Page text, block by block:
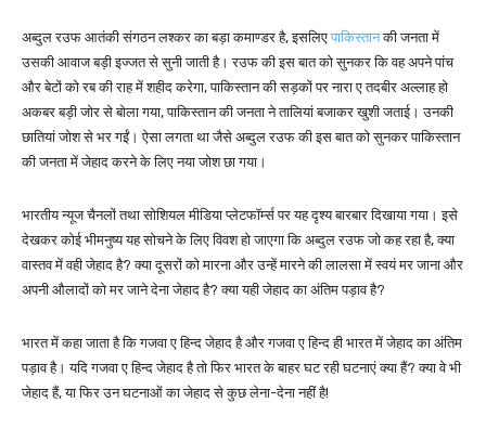
अब्दुल रउफ आतंकी संगठन लश्कर का बड़ा कमाण्डर है, इसलिए पाकिस्तानकी जनता में
उसकी आवाज बड़ी इज्जत से सुनी जाती है। रउफ की इस बात को सुनकर कि वह अपने पांच
और बेटों को रब की राह में शहीद करेगा, पाकिस्तान की सड़कों पर नारा ए तदबीर अल्लाह हो
अकबर बड़ी जोर से बोला गया, पाकिस्तान की जनता ने तालियां बजाकर खुशी जताई। उनकी
छातियां जोश से भर गईं। ऐसा लगता था जैसे अब्दुल रउफ की इस बात को सुनकर पाकिस्तान
की जनता में जेहाद करने के लिए नया जोश छा गया।
भारतीय न्यूज चैनलों तथा सोशियल मीडिया प्लेटफॉर्म्स पर यह दृश्य बारबार दिखाया गया। इसे
देखकर कोई भीमनुष्य यह सोचने के लिए विवश हो जाएगा कि अब्दुल रउफ जो कह रहा है, क्या
वास्तव में वही जेहाद है? क्या दूसरों को मारना और उन्हें मारने की लालसा में स्वयं मर जाना और
अपनी औलादों को मर जाने देना जेहाद है? क्या यही जेहाद का अंतिम पड़ाव है?
भारत में कहा जाता है कि गजवा ए हिन्द जेहाद है और गजवा ए हिन्द ही भारत में जेहाद का अंतिम
पड़ाव है। यदि गजवा ए हिन्द जेहाद है तो फिर भारत के बाहर घट रही घटनाएं क्या हैं? क्या वे भी
जेहाद हैं, या फिर उन घटनाओं का जेहाद से कुछ लेना-देना नहीं है!